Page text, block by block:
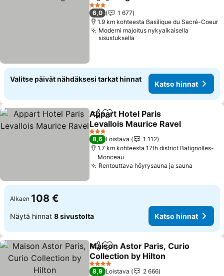
3 Tähtiluokitus
6,0
1 677
1.9 km kohteesta Basilique du Sacré-Coeur
Moderni majoitus nykyaikaisella
sisustuksella
Valitse päivät nähdäksesi tarkat hinnat
Katso hinnat
Jaa Lisää suosikkeihin
Appart Hotel Paris
Levallois Maurice Ravel
3 Tähtiluokitus
8,6 Loistava
1 112
1.7 km kohteesta 17th district Batignolles-
Monceau
Rentouttava höyrysauna ja sauna
Alkaen 108 €
Näytä hinnat 8 sivustolta Katso hinnat
Jaa Lisää suosikkeihin
Maison Astor Paris, Curio
Collection by Hilton
4 Tähtiluokitus
8,9 Loistava
2 666